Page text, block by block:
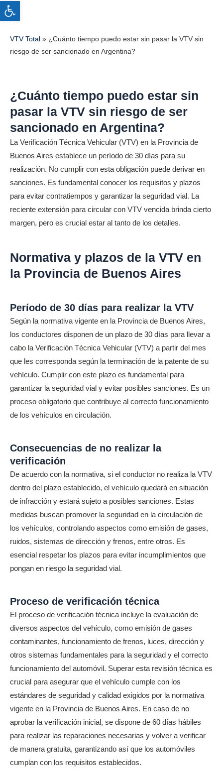
Abrir barra de herramientas
VTV Total » ¿Cuánto tiempo puedo estar sin pasar la VTV sin
riesgo de ser sancionado en Argentina?
¿Cuánto tiempo puedo estar sin
pasar la VTV sin riesgo de ser
sancionado en Argentina?
La Verificación Técnica Vehicular (VTV) en la Provincia de
Buenos Aires establece un período de 30 días para su
realización. No cumplir con esta obligación puede derivar en
sanciones. Es fundamental conocer los requisitos y plazos
para evitar contratiempos y garantizar la seguridad vial. La
reciente extensión para circular con VTV vencida brinda cierto
margen, pero es crucial estar al tanto de los detalles.
Normativa y plazos de la VTV en
la Provincia de Buenos Aires
Período de 30 días para realizar la VTV
Según la normativa vigente en la Provincia de Buenos Aires,
los conductores disponen de un plazo de 30 días para llevar a
cabo la Verificación Técnica Vehicular (VTV) a partir del mes
que les corresponda según la terminación de la patente de su
vehículo. Cumplir con este plazo es fundamental para
garantizar la seguridad vial y evitar posibles sanciones. Es un
proceso obligatorio que contribuye al correcto funcionamiento
de los vehículos en circulación.
Consecuencias de no realizar la
verificación
De acuerdo con la normativa, si el conductor no realiza la VTV
dentro del plazo establecido, el vehículo quedará en situación
de infracción y estará sujeto a posibles sanciones. Estas
medidas buscan promover la seguridad en la circulación de
los vehículos, controlando aspectos como emisión de gases,
ruidos, sistemas de dirección y frenos, entre otros. Es
esencial respetar los plazos para evitar incumplimientos que
pongan en riesgo la seguridad vial.
Proceso de verificación técnica
El proceso de verificación técnica incluye la evaluación de
diversos aspectos del vehículo, como emisión de gases
contaminantes, funcionamiento de frenos, luces, dirección y
otros sistemas fundamentales para la seguridad y el correcto
funcionamiento del automóvil. Superar esta revisión técnica es
crucial para asegurar que el vehículo cumple con los
estándares de seguridad y calidad exigidos por la normativa
vigente en la Provincia de Buenos Aires. En caso de no
aprobar la verificación inicial, se dispone de 60 días hábiles
para realizar las reparaciones necesarias y volver a verificar
de manera gratuita, garantizando así que los automóviles
cumplan con los requisitos establecidos.